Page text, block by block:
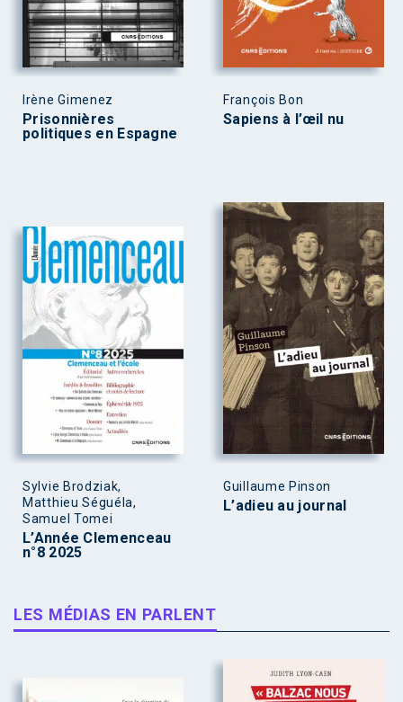
Irène Gimenez
Prisonnières
politiques en Espagne
François Bon
Sapiens à l’œil nu
Sylvie Brodziak,
Matthieu Séguéla,
Samuel Tomei
L’Année Clemenceau
n°8 2025
Guillaume Pinson
L’adieu au journal
LES MÉDIAS EN PARLENT